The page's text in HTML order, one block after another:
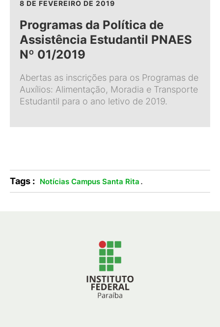
8 DE FEVEREIRO DE 2019
Programas da Política de
Assistência Estudantil PNAES
Nº 01/2019
Abertas as inscrições para os Programas de
Auxílios: Alimentação, Moradia e Transporte
Estudantil para o ano letivo de 2019.
Tags : Notícias Campus Santa Rita .